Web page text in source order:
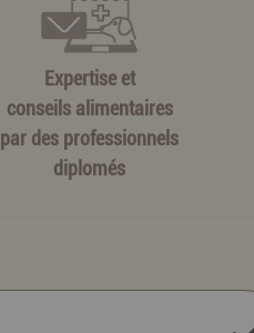
Expertise et
conseils alimentaires
par des professionnels
diplomés